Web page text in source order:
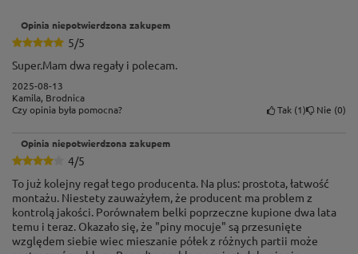
Półki z płyty MDF
5/5
Opinia niepotwierdzona zakupem
Super.Mam dwa regały i polecam.
2025-08-13
Kamila, Brodnica
Czy opinia była pomocna?
Tak 1 Nie 0
4/5
Opinia niepotwierdzona zakupem
To już kolejny regał tego producenta. Na plus: prostota, łatwość
montażu. Niestety zauważyłem, że producent ma problem z
kontrolą jakości. Porównałem belki poprzeczne kupione dwa lata
temu i teraz. Okazało się, że "piny mocuje" są przesunięte
względem siebie wiec mieszanie półek z różnych partii może